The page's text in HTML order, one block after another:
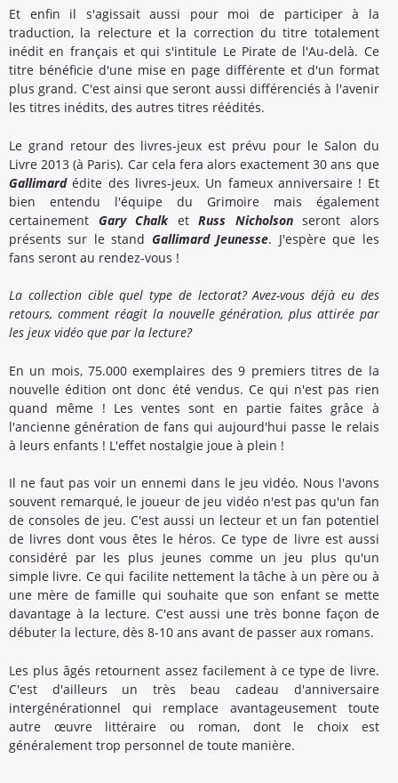
Et enfin il s'agissait aussi pour moi de participer à la
traduction, la relecture et la correction du titre totalement
inédit en français et qui s'intitule Le Pirate de l'Au-delà. Ce
titre bénéficie d'une mise en page différente et d'un format
plus grand. C'est ainsi que seront aussi différenciés à l'avenir
les titres inédits, des autres titres réédités.
Le grand retour des livres-jeux est prévu pour le Salon du
Livre 2013 (à Paris). Car cela fera alors exactement 30 ans que
Gallimardédite des livres-jeux. Un fameux anniversaire ! Et
bien entendu l'équipe du Grimoire mais également
certainement Gary ChalketRuss Nicholsonseront alors
présents sur le stand Gallimard Jeunesse. J'espère que les
fans seront au rendez-vous !
La collection cible quel type de lectorat? Avez-vous déjà eu des
retours, comment réagit la nouvelle génération, plus attirée par
les jeux vidéo que par la lecture?
En un mois, 75.000 exemplaires des 9 premiers titres de la
nouvelle édition ont donc été vendus. Ce qui n'est pas rien
quand même ! Les ventes sont en partie faites grâce à
l'ancienne génération de fans qui aujourd'hui passe le relais
à leurs enfants ! L'effet nostalgie joue à plein !
Il ne faut pas voir un ennemi dans le jeu vidéo. Nous l'avons
souvent remarqué, le joueur de jeu vidéo n'est pas qu'un fan
de consoles de jeu. C'est aussi un lecteur et un fan potentiel
de livres dont vous êtes le héros. Ce type de livre est aussi
considéré par les plus jeunes comme un jeu plus qu'un
simple livre. Ce qui facilite nettement la tâche à un père ou à
une mère de famille qui souhaite que son enfant se mette
davantage à la lecture. C'est aussi une très bonne façon de
débuter la lecture, dès 8-10 ans avant de passer aux romans.
Les plus âgés retournent assez facilement à ce type de livre.
C'est d'ailleurs un très beau cadeau d'anniversaire
intergénérationnel qui remplace avantageusement toute
autre œuvre littéraire ou roman, dont le choix est
généralement trop personnel de toute manière.